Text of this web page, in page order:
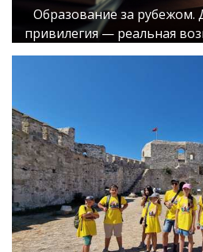
Образование за рубежом.
привилегия — реальная